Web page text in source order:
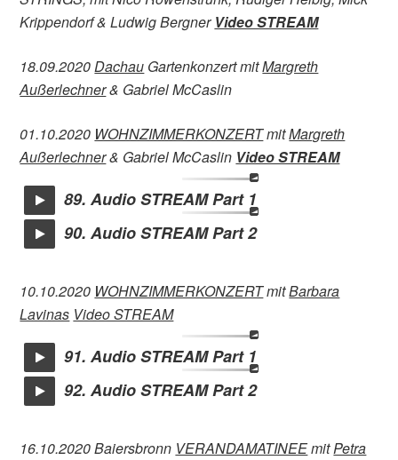
Krippendorf & Ludwig Bergner Video STREAM
18.09.2020Dachau Gartenkonzert mitMargreth
Außerlechner& Gabriel McCaslin
01.10.2020 WOHNZIMMERKONZERTmitMargreth
Außerlechner& Gabriel McCaslin Video STREAM
89. Audio STREAM Part 1
90. Audio STREAM Part 2
10.10.2020 WOHNZIMMERKONZERTmitBarbara
Lavinas Video STREAM
91. Audio STREAM Part 1
92. Audio STREAM Part 2
16.10.2020Baiersbronn VERANDAMATINEEmitPetra